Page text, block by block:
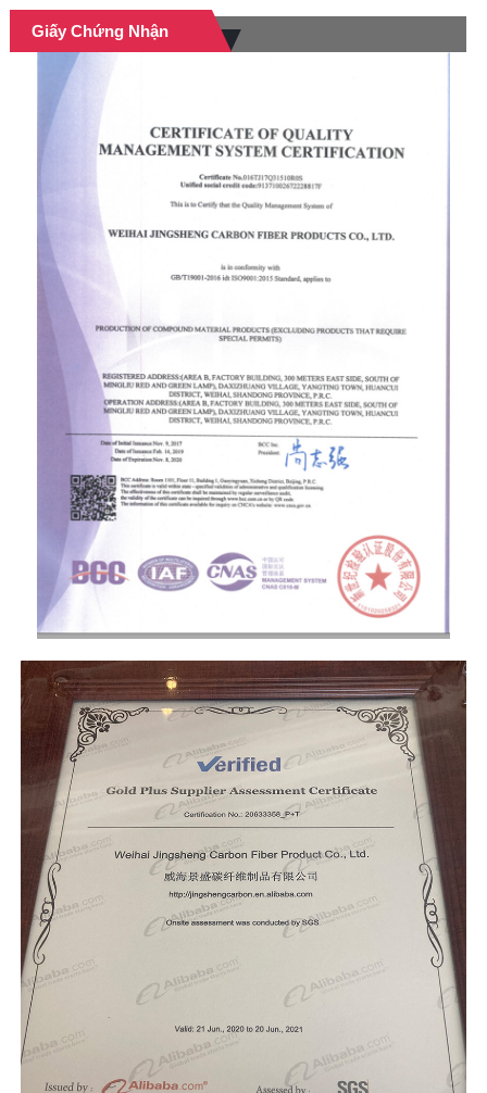
Giấy Chứng Nhận